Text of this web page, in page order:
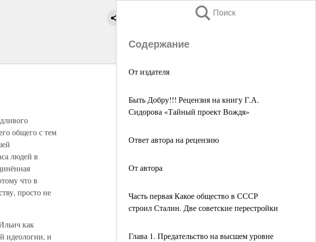
Поиск
Содержание
От издателя
Быть Добру!!! Рецензия на книгу Г.А.
Сидорова «Тайный проект Вождя»
Ответ автора на рецензию
От автора
Часть первая Какое общество в СССР
строил Сталин. Две советские перестройки
Глава 1. Предательство на высшем уровне
общего с тем
людей в
что в
просто не
как
идеологии, и